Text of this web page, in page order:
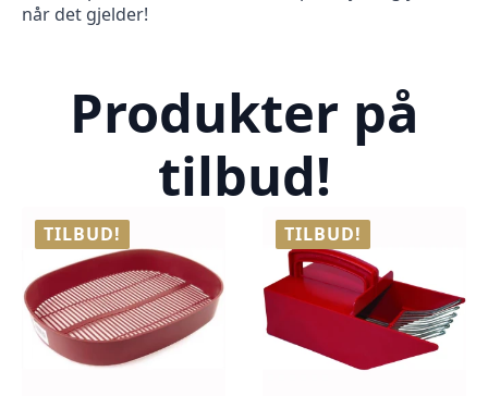
når det gjelder!
Produkter på
tilbud!
TILBUD! TILBUD!